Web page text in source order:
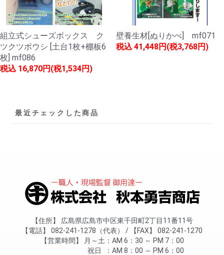
組立式シューズボックス ク
ツクツボウシ [土台1枚+棚板6
枚] mf086
税込 16,870円(税1,534円)
壁養生材[ぬりかべ] mf071
税込 41,448円(税3,768円)
最近チェックした商品
住所
広島県広島市中区東千田町2丁目11番11号
電話
082-241-1278（代表） FAX
082-241-1270
営業時間
月～土
AM 6：30 ～ PM 7：00
祝日
AM 8：00 ～ PM 6：00